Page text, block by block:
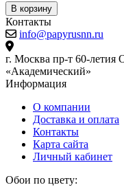
В корзину
Контакты
info@papyrusnn.ru
г. Москва пр-т 60-летия
«Академический»
Информация
О компании
Доставка и оплата
Контакты
Карта сайта
Личный кабинет
Обои по цвету: